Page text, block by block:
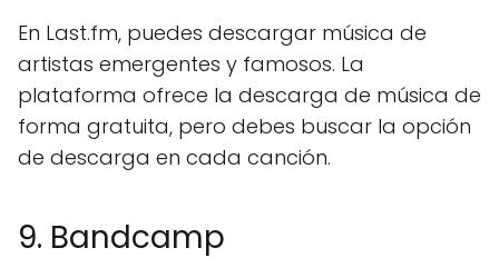
En Last.fm, puedes descargar música de
artistas emergentes y famosos. La
plataforma ofrece la descarga de música de
forma gratuita, pero debes buscar la opción
de descarga en cada canción.
9. Bandcamp